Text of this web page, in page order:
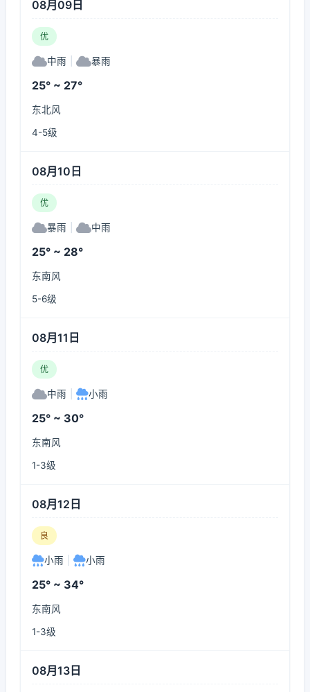
08月09日
优
中雨 暴雨
25° ~ 27°
东北风
4-5级
08月10日
优
暴雨 中雨
25° ~ 28°
东南风
5-6级
08月11日
优
中雨 小雨
25° ~ 30°
东南风
1-3级
08月12日
良
小雨 小雨
25° ~ 34°
东南风
1-3级
08月13日